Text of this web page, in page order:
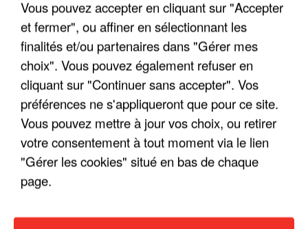
LES INTERVIEWS CHANTE
FRANCE
Voir plus
"JE SUIS À DISPOSITION DES
ENFOIRÉS"
Vous pouvez accepter en cliquant sur "Accepter
et fermer", ou affiner en sélectionnant les
finalités et/ou partenaires dans "Gérer mes
choix". Vous pouvez également refuser en
cliquant sur "Continuer sans accepter". Vos
préférences ne s'appliqueront que pour ce site.
Vous pouvez mettre à jour vos choix, ou retirer
votre consentement à tout moment via le lien
"Gérer les cookies" situé en bas de chaque
page.